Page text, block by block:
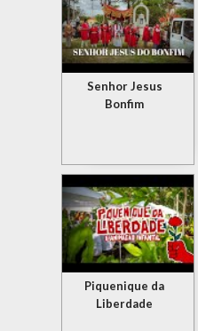
Senhor Jesus
Bonfim
Piquenique da
Liberdade